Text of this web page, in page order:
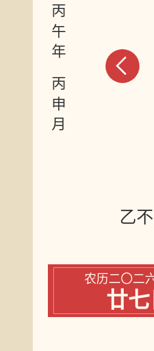
丙午年
丙申月
乙
农历二〇二
廿